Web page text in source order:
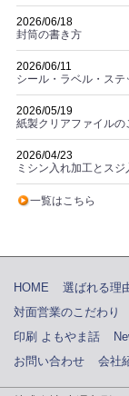
2026/06/18
封筒の書き方
2026/06/11
シール・ラベル・ステ
2026/05/19
紙製クリアファイルの
2026/04/23
ミシン入れ加工とス
一覧はこちら
HOME 選ばれる理
対面営業のこだわり
印刷 よもやま話
お問い合わせ
会社